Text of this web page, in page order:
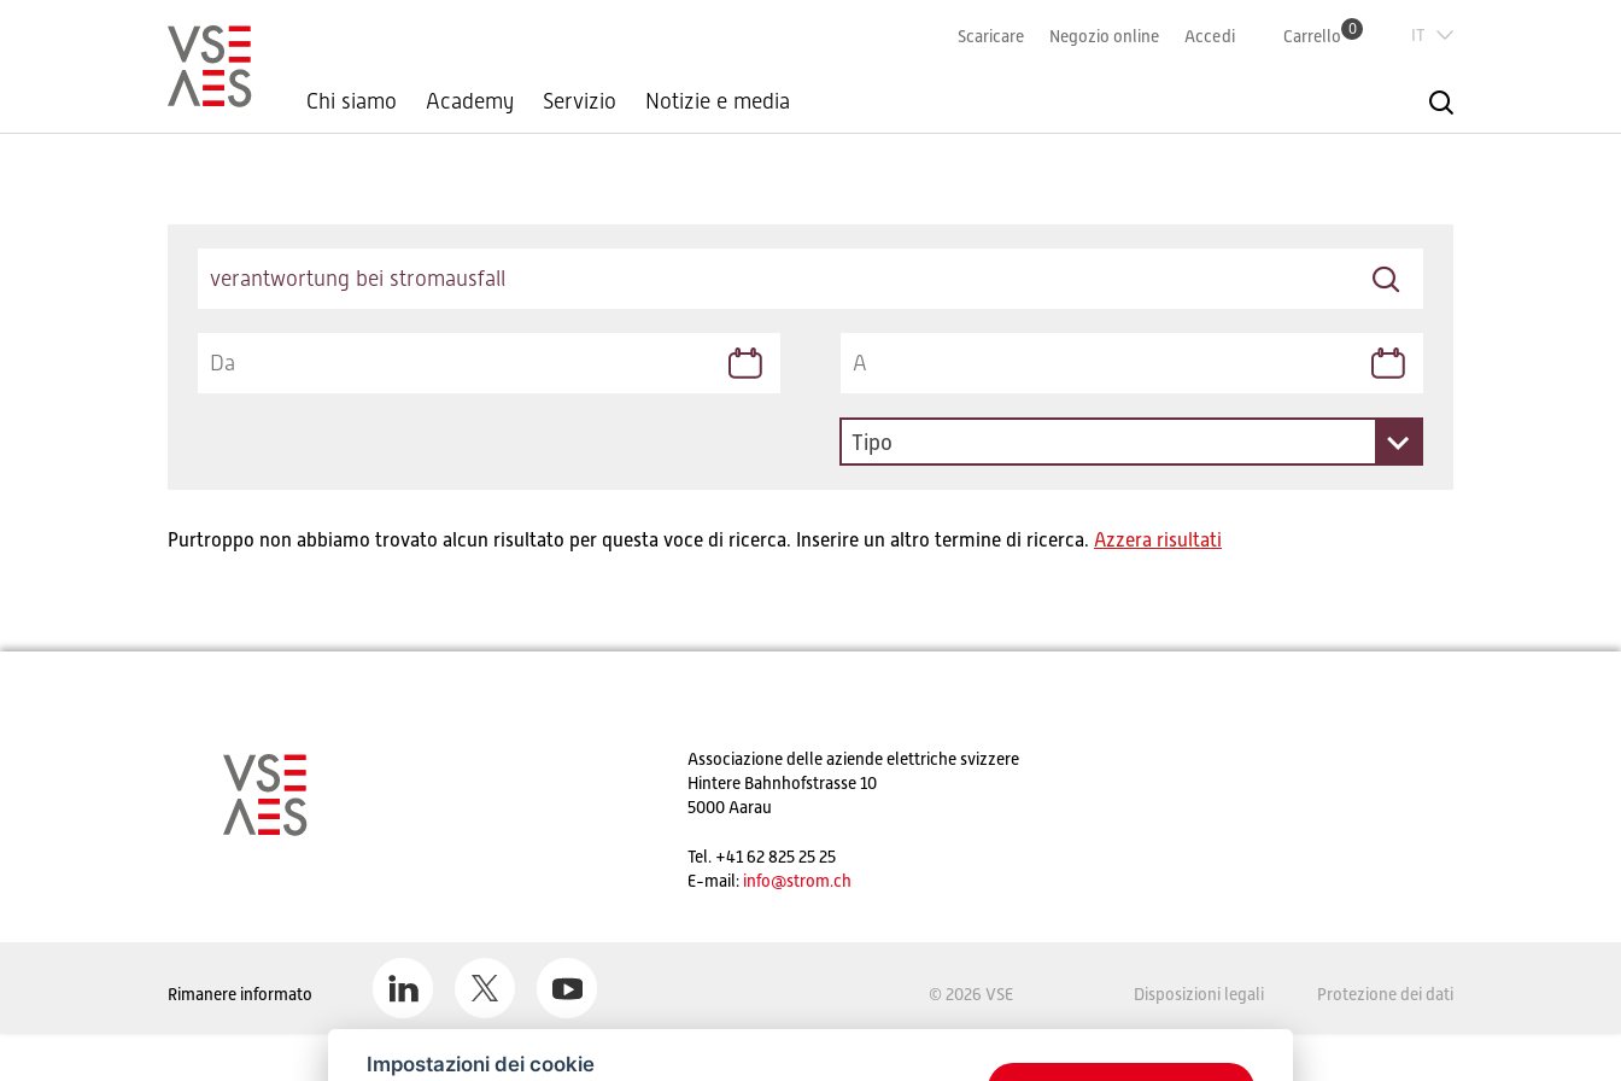
Chi siamo Academy Servizio Notizie e media
Scaricare Negozio online Accedi Carrello 0
English
Tipo
Purtroppo non abbiamo trovato alcun risultato per questa voce di ricerca. Inserire un altro termine di ricerca. Azzera risultati
Associazione delle aziende elettriche svizzere
Hintere Bahnhofstrasse 10
5000 Aarau
Tel. +41 62 825 25 25
E-mail: info@strom.ch
Rimanere informato © 2026 VSE Disposizioni legali Protezione dei dati
Impostazioni dei cookie